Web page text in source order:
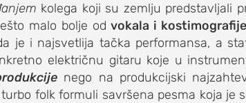
kolega koji su zemlju predstavljali
malo bolje od vokala i
je i najsvetlija tačka performansa, a
električnu gitaru koje u
nego na produkcijski
folk formuli savršena pesma koja je